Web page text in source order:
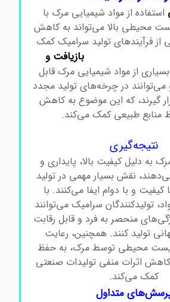
از مواد شیمیایی مرک با
محیطی بالا می‌تواند به کاهش
فرآیندهای تولید سرامیک کمک
مرک در سرامیک
بازیافت و
از مواد شیمیایی مرک قابل
در چرخه‌های تولید مجدد
گیرند، که این موضوع به کاهش
طبیعی کمک می‌کند.مواد
نتیجه‌گیری
به دلیل کیفیت بالا، پایداری و
نقش بسیار مهمی در تولید
و با دوام ایفا می‌کنند. با
تولیدکنندگان سرامیک می‌توانند
منحصر به فرد و قابل رقابت
تولید کنند. همچنین، رعایت
محیطی توسط مرک، به حفظ
اثرات منفی تولیدات صنعتی
کمک می‌کند.
متداول